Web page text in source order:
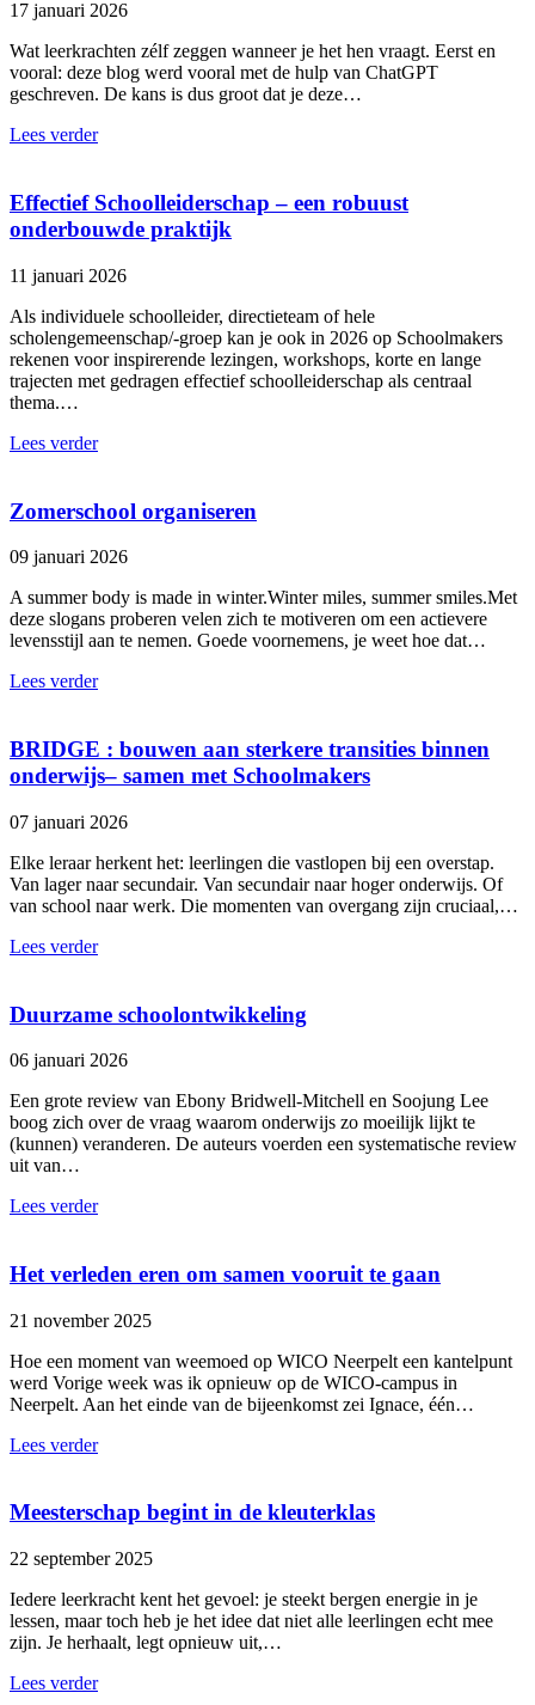
17 januari 2026
Wat leerkrachten zélf zeggen wanneer je het hen vraagt. Eerst en
vooral: deze blog werd vooral met de hulp van ChatGPT
geschreven. De kans is dus groot dat je deze…
Lees verder
Effectief Schoolleiderschap – een robuust
onderbouwde praktijk
11 januari 2026
Als individuele schoolleider, directieteam of hele
scholengemeenschap/-groep kan je ook in 2026 op Schoolmakers
rekenen voor inspirerende lezingen, workshops, korte en lange
trajecten met gedragen effectief schoolleiderschap als centraal
thema.…
Lees verder
Zomerschool organiseren
09 januari 2026
A summer body is made in winter.Winter miles, summer smiles.Met
deze slogans proberen velen zich te motiveren om een actievere
levensstijl aan te nemen. Goede voornemens, je weet hoe dat…
Lees verder
BRIDGE : bouwen aan sterkere transities binnen
onderwijs– samen met Schoolmakers
07 januari 2026
Elke leraar herkent het: leerlingen die vastlopen bij een overstap.
Van lager naar secundair. Van secundair naar hoger onderwijs. Of
van school naar werk. Die momenten van overgang zijn cruciaal,…
Lees verder
Duurzame schoolontwikkeling
06 januari 2026
Een grote review van Ebony Bridwell-Mitchell en Soojung Lee
boog zich over de vraag waarom onderwijs zo moeilijk lijkt te
(kunnen) veranderen. De auteurs voerden een systematische review
uit van…
Lees verder
Het verleden eren om samen vooruit te gaan
21 november 2025
Hoe een moment van weemoed op WICO Neerpelt een kantelpunt
werd Vorige week was ik opnieuw op de WICO-campus in
Neerpelt. Aan het einde van de bijeenkomst zei Ignace, één…
Lees verder
Meesterschap begint in de kleuterklas
22 september 2025
Iedere leerkracht kent het gevoel: je steekt bergen energie in je
lessen, maar toch heb je het idee dat niet alle leerlingen echt mee
zijn. Je herhaalt, legt opnieuw uit,…
Lees verder